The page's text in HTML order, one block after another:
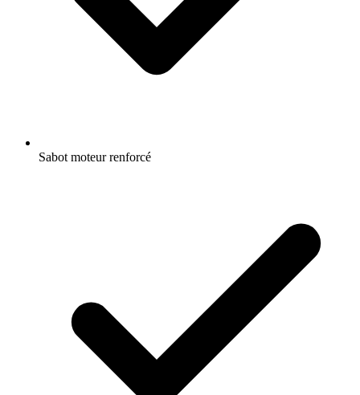
Sabot moteur renforcé